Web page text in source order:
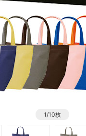
1/10枚